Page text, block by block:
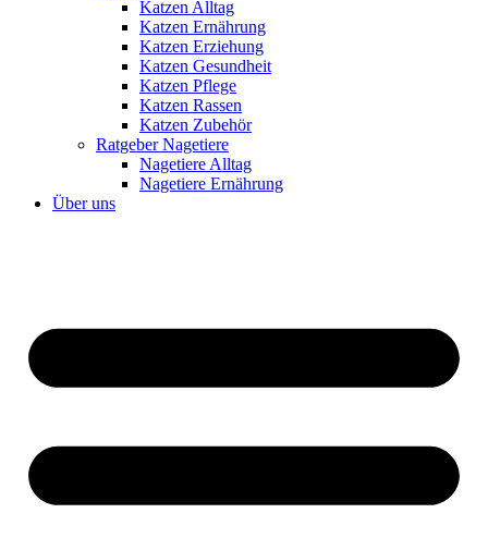
Katzen Alltag
Katzen Ernährung
Katzen Erziehung
Katzen Gesundheit
Katzen Pflege
Katzen Rassen
Katzen Zubehör
Ratgeber Nagetiere
Nagetiere Alltag
Nagetiere Ernährung
Über uns